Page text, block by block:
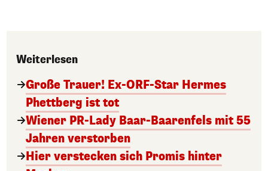
Weiterlesen
Große Trauer! Ex-ORF-Star Hermes
Phettberg ist tot
Wiener PR-Lady Baar-Baarenfels mit 55
Jahren verstorben
Hier verstecken sich Promis hinter